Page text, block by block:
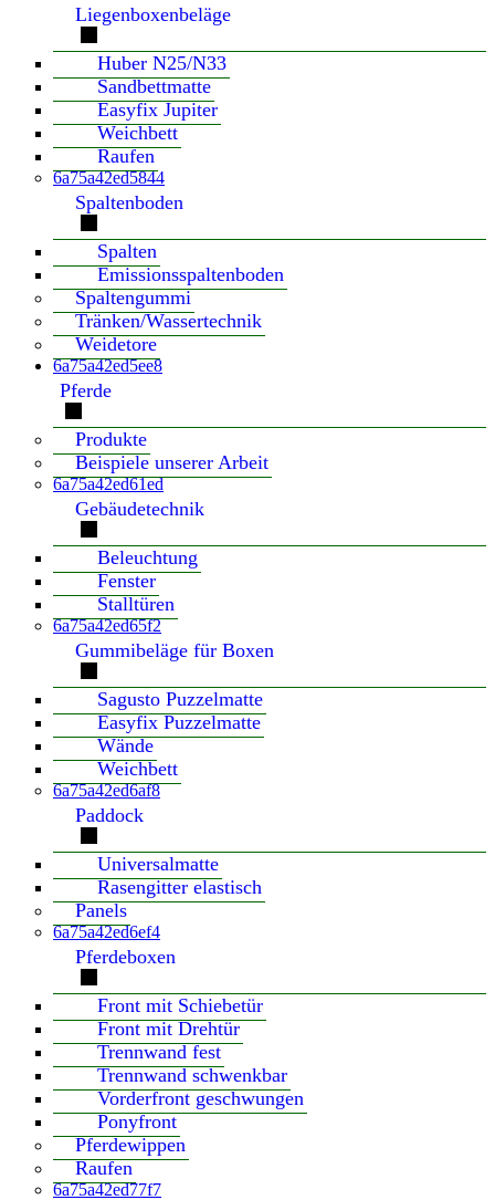
Liegenboxenbeläge
Huber N25/N33
Sandbettmatte
Easyfix Jupiter
Weichbett
Raufen
6a75a42ed5844
Spaltenboden
Spalten
Emissionsspaltenboden
Spaltengummi
Tränken/Wassertechnik
Weidetore
6a75a42ed5ee8
Pferde
Produkte
Beispiele unserer Arbeit
6a75a42ed61ed
Gebäudetechnik
Beleuchtung
Fenster
Stalltüren
6a75a42ed65f2
Gummibeläge für Boxen
Sagusto Puzzelmatte
Easyfix Puzzelmatte
Wände
Weichbett
6a75a42ed6af8
Paddock
Universalmatte
Rasengitter elastisch
Panels
6a75a42ed6ef4
Pferdeboxen
Front mit Schiebetür
Front mit Drehtür
Trennwand fest
Trennwand schwenkbar
Vorderfront geschwungen
Ponyfront
Pferdewippen
Raufen
6a75a42ed77f7